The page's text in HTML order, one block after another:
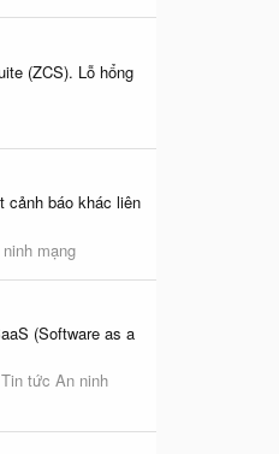
(ZCS). Lỗ hổng
cảnh báo khác liên
mạng
(Software as a
Tin tức An ninh